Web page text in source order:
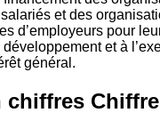
et des
d’employeurs pour
et à
général.
chiffres